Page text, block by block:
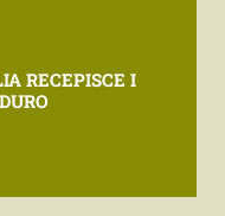
RECEPISCE I